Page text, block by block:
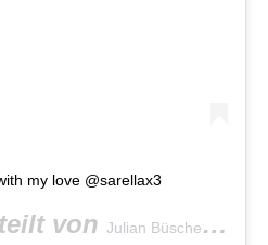
my love @sarellax3
von Julian Büscher